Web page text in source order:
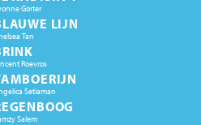
Gorter
LIJN
Tan
Roevros
Setiaman
Salem